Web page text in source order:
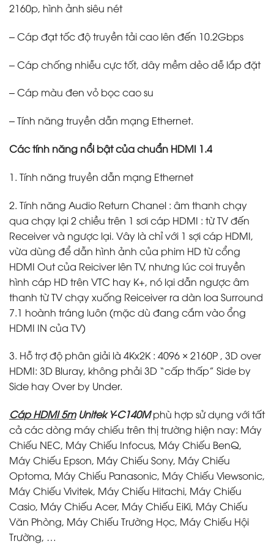
2160p, hình ảnh siêu nét
– Cáp đạt tốc độ truyền tải cao lên đến 10.2Gbps
– Cáp chống nhiễu cực tốt, dây mềm dẻo dễ lắp đặt
– Cáp màu đen vỏ bọc cao su
– Tính năng truyền dẫn mạng Ethernet.
Các tính năng nổi bật của chuẩn HDMI 1.4
1. Tính năng truyền dẫn mạng Ethernet
2. Tính năng Audio Return Chanel : âm thanh chạy
qua chạy lại 2 chiều trên 1 sơi cáp HDMI : từ TV đến
Receiver và ngược lại. Vây là chỉ với 1 sợi cáp HDMI,
vừa dùng để dẫn hình ảnh của phim HD từ cổng
HDMI Out của Reiciver lên TV, nhưng lúc coi truyền
hình cáp HD trên VTC hay K+, nó lại dẫn ngược âm
thanh từ TV chạy xuống Reiceiver ra dàn loa Surround
7.1 hoành tráng luôn (mặc dù đang cắm vào ổng
HDMI IN của TV)
3. Hỗ trợ độ phân giải là 4Kx2K : 4096 × 2160P , 3D over
HDMI: 3D Bluray, không phải 3D “cấp thấp” Side by
Side hay Over by Under.
Cáp HDMI 5mUnitek Y-C140Mphù hợp sử dụng với tất
cả các dòng máy chiếu trên thị trường hiện nay: Máy
Chiếu NEC, Máy Chiếu Infocus, Máy Chiếu BenQ,
Máy Chiếu Epson, Máy Chiếu Sony, Máy Chiếu
Optoma, Máy Chiếu Panasonic, Máy Chiếu Viewsonic,
Máy Chiếu Vivitek, Máy Chiếu Hitachi, Máy Chiếu
Casio, Máy Chiếu Acer, Máy Chiếu EiKi, Máy Chiếu
Văn Phòng, Máy Chiếu Trường Học, Máy Chiếu Hội
Trường, …